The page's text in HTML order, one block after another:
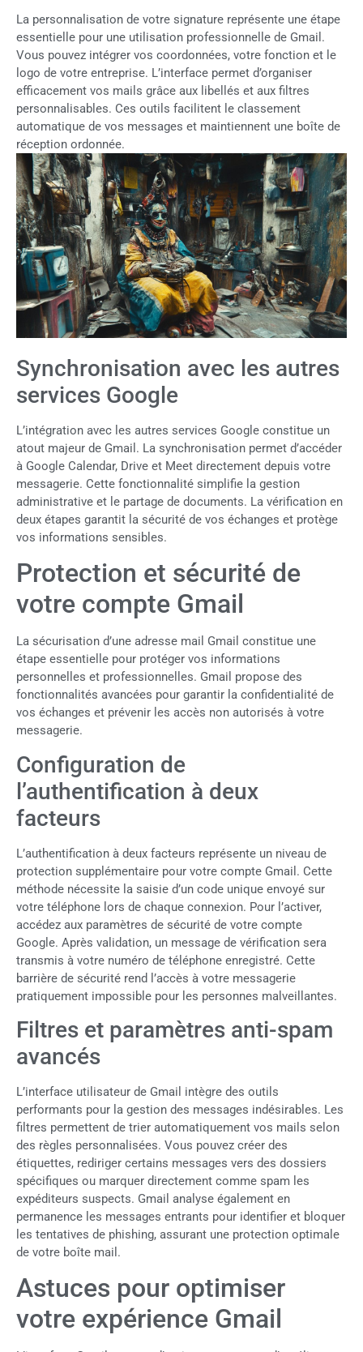
La personnalisation de votre signature représente une étape
essentielle pour une utilisation professionnelle de Gmail.
Vous pouvez intégrer vos coordonnées, votre fonction et le
logo de votre entreprise. L’interface permet d’organiser
efficacement vos mails grâce aux libellés et aux filtres
personnalisables. Ces outils facilitent le classement
automatique de vos messages et maintiennent une boîte de
réception ordonnée.
Synchronisation avec les autres
services Google
L’intégration avec les autres services Google constitue un
atout majeur de Gmail. La synchronisation permet d’accéder
à Google Calendar, Drive et Meet directement depuis votre
messagerie. Cette fonctionnalité simplifie la gestion
administrative et le partage de documents. La vérification en
deux étapes garantit la sécurité de vos échanges et protège
vos informations sensibles.
Protection et sécurité de
votre compte Gmail
La sécurisation d’une adresse mail Gmail constitue une
étape essentielle pour protéger vos informations
personnelles et professionnelles. Gmail propose des
fonctionnalités avancées pour garantir la confidentialité de
vos échanges et prévenir les accès non autorisés à votre
messagerie.
Configuration de
l’authentification à deux
facteurs
L’authentification à deux facteurs représente un niveau de
protection supplémentaire pour votre compte Gmail. Cette
méthode nécessite la saisie d’un code unique envoyé sur
votre téléphone lors de chaque connexion. Pour l’activer,
accédez aux paramètres de sécurité de votre compte
Google. Après validation, un message de vérification sera
transmis à votre numéro de téléphone enregistré. Cette
barrière de sécurité rend l’accès à votre messagerie
pratiquement impossible pour les personnes malveillantes.
Filtres et paramètres anti-spam
avancés
L’interface utilisateur de Gmail intègre des outils
performants pour la gestion des messages indésirables. Les
filtres permettent de trier automatiquement vos mails selon
des règles personnalisées. Vous pouvez créer des
étiquettes, rediriger certains messages vers des dossiers
spécifiques ou marquer directement comme spam les
expéditeurs suspects. Gmail analyse également en
permanence les messages entrants pour identifier et bloquer
les tentatives de phishing, assurant une protection optimale
de votre boîte mail.
Astuces pour optimiser
votre expérience Gmail